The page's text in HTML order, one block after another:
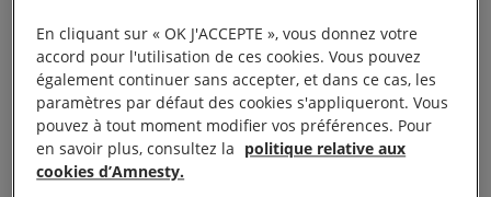
Le groupe de Cannes est constitué de membres
âgés de 16 à 84 ans issus de divers horizons. Le
groupe est en contact avec d’autres associations
cannoises : associations cinéphiles, sportives,
artistiques et ONGs défendant les droits humains
(LDH, ACAT). Le groupe entretient des liens avec le
En cliquant sur « OK J'ACCEPTE », vous donnez votre
accord pour l'utilisation de ces cookies. Vous pouvez
également continuer sans accepter, et dans ce cas, les
paramètres par défaut des cookies s'appliqueront. Vous
pouvez à tout moment modifier vos préférences. Pour
en savoir plus, consultez la politique relative aux
cookies d’Amnesty.